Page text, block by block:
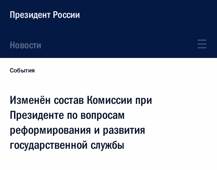
Президент России
Новости
События
Изменён состав Комиссии при
Президенте по вопросам
реформирования и развития
государственной службы